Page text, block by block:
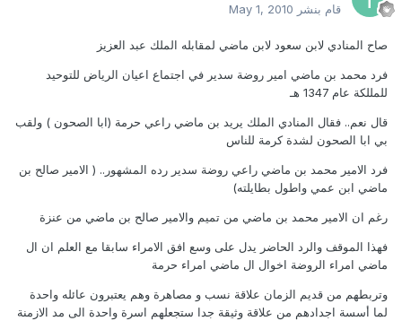
قام بنشر May 1, 2010
صاح المنادي لابن سعود لابن ماضي لمقابله الملك عبد العزيز
فرد محمد بن ماضي امير روضة سدير في اجتماع اعيان الرياض للتوحيد
للمللكة عام 1347 هـ
قال نعم.. فقال المنادي الملك يريد بن ماضي راعي حرمة (ابا الصحون ) ولقب
بي ابا الصحون لشدة كرمة للناس
فرد الامير محمد بن ماضي راعي روضة سدير رده المشهور.. ( الامير صالح بن
ماضي ابن عمي واطول بطايلته)
رغم ان الامير محمد بن ماضي من تميم والامير صالح بن ماضي من عنزة
فهذا الموقف والرد الحاضر يدل على وسع افق الامراء سابقا مع العلم ان ال
ماضي امراء الروضة اخوال ال ماضي امراء حرمة
وتربطهم من قديم الزمان علاقة نسب و مصاهرة وهم يعتبرون عائله واحدة
لما أسسة اجدادهم من علاقة وثيقة جدا ستجعلهم اسرة واحدة الى مد الازمنة